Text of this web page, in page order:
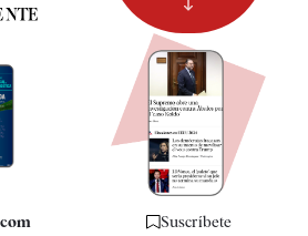
Suscríbete